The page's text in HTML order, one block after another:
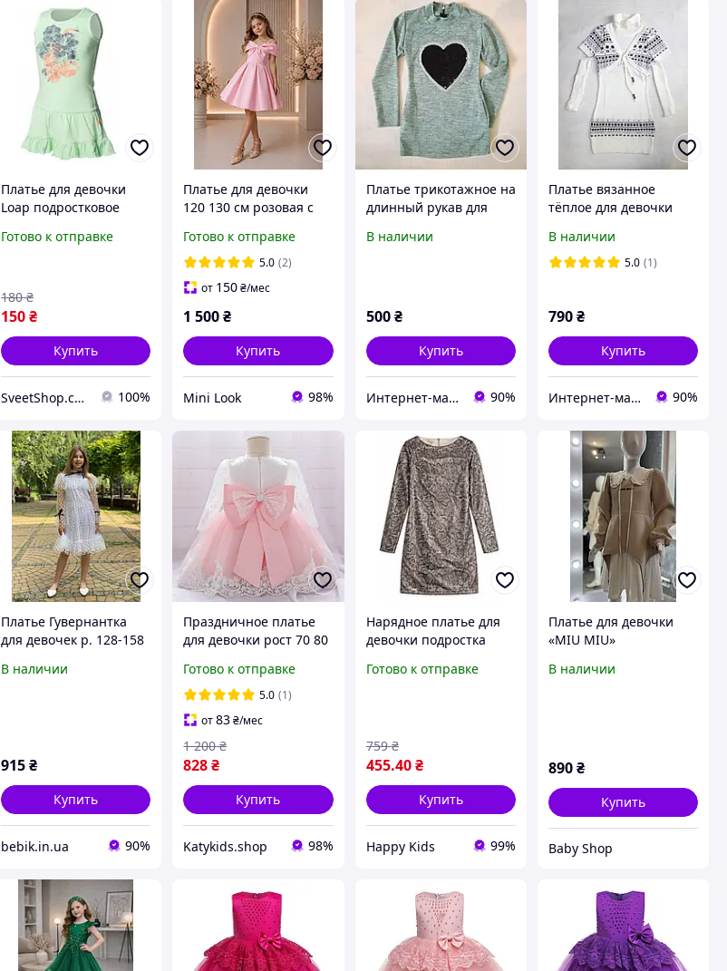
Платье для девочки
Loap подростковое
светло-зеленое
Готово к отправке
150₴
180 ₴
Купить
SveetShop.com.ua - магазин обуви и одежды 100%
Платье для девочки
120 130 см розовая с
садике 2026, нарядное
пышное платье
Adriana
Готово к отправке
5.0 (2)
от 150₴/мес
1 500₴
Купить
Mini Look 98%
Платье трикотажное на
длинный рукав для
158 см/ 10-11-12-13-14
В наличии
500 ₴
Купить
Интернет-магазин "Лимпопо"- для детей и подростков 90%
Платье вязанное
тёплое для девочки
158,164 см
В наличии
5.0 (1)
790₴
Купить
Интернет-магазин "Лимпопо"- для детей и подростков 90%
Платье Гувернантка
для девочек р. 128-158
В наличии
915₴
Купить
bebik.in.ua 90%
Праздничное платье
для девочки рост 70 80
на 0,5-1,5 года Иллона
бело-розовое
Готово к отправке
5.0 (1)
от83₴/мес
828₴
1 200 ₴
Купить
Katykids.shop 98%
Нарядное платье для
девочки подростка
люрексовое платье со
Готово к отправке
455.40 ₴
759 ₴
Купить
Happy Kids 99%
Платье для девочки
«MIU MIU»
В наличии
890₴
Купить
Baby Shop